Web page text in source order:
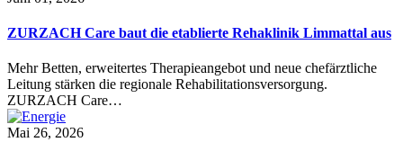
ZURZACH Care baut die etablierte Rehaklinik Limmattal aus
Mehr Betten, erweitertes Therapieangebot und neue chefärztliche
Leitung stärken die regionale Rehabilitationsversorgung.
ZURZACH Care…
Mai 26, 2026